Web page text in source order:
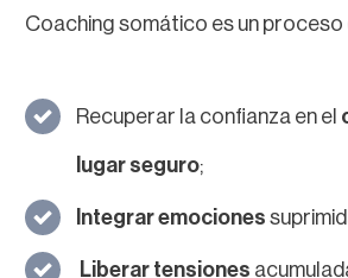
Coaching somático es un proceso
Recuperar la confianza en el
lugar seguro;
Integrar emociones
Liberar tensiones